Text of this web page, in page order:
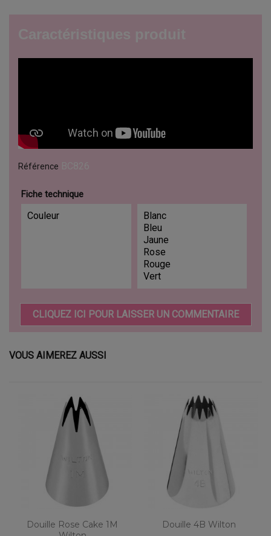
Référence
Fiche technique
Couleur
Blanc
Bleu
Jaune
Rose
Rouge
Vert
CLIQUEZ ICI POUR LAISSER UN COMMENTAIRE
VOUS AIMEREZ AUSSI
Douille Rose Cake 1M
Douille 4B Wilton